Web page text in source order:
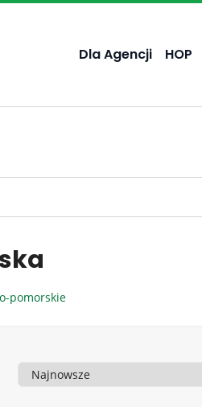
Dla Agencji HOP
pomorskie
Sortowanie